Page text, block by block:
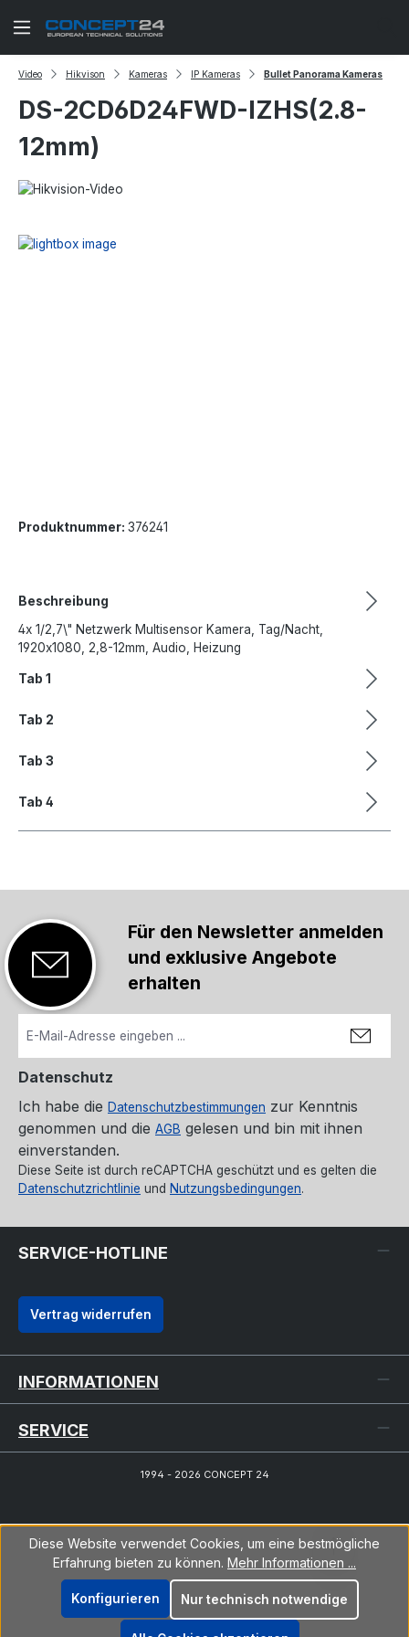
Zum Hauptinhalt springen
Video Hikvison Kameras IP Kameras Bullet Panorama Kameras
DS-2CD6D24FWD-IZHS(2.8-
12mm)
Produktnummer: 376241
Beschreibung
4x 1/2,7\" Netzwerk Multisensor Kamera, Tag/Nacht,
1920x1080, 2,8-12mm, Audio, Heizung
Tab 1
Tab 2
Tab 3
Tab 4
Für den Newsletter anmelden
und exklusive Angebote
erhalten
Datenschutz
Ich habe die Datenschutzbestimmungen zur Kenntnis
genommen und die AGB gelesen und bin mit ihnen
einverstanden.
Diese Seite ist durch reCAPTCHA geschützt und es gelten die
Datenschutzrichtlinie und Nutzungsbedingungen.
SERVICE-HOTLINE
Vertrag widerrufen
INFORMATIONEN
SERVICE
1994 - 2026 CONCEPT 24
Diese Website verwendet Cookies, um eine bestmögliche
Erfahrung bieten zu können. Mehr Informationen ...
Nur technisch notwendige
Konfigurieren